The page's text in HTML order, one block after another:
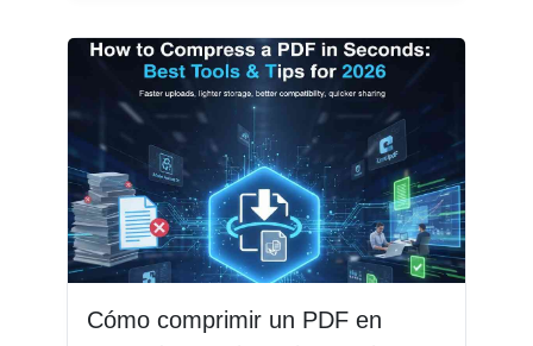
Cómo comprimir un PDF en